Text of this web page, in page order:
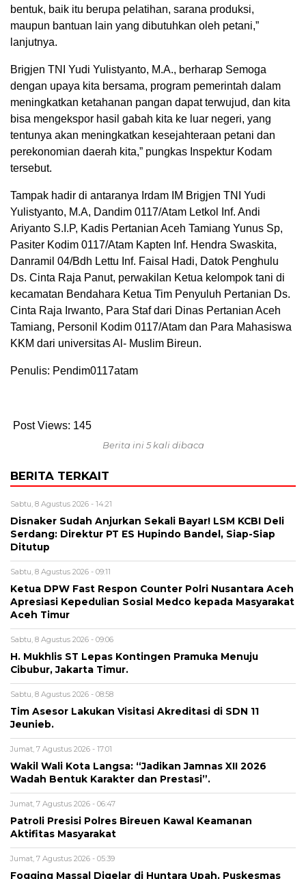
bentuk, baik itu berupa pelatihan, sarana produksi,
maupun bantuan lain yang dibutuhkan oleh petani,”
lanjutnya.
Brigjen TNI Yudi Yulistyanto, M.A., berharap Semoga
dengan upaya kita bersama, program pemerintah dalam
meningkatkan ketahanan pangan dapat terwujud, dan kita
bisa mengekspor hasil gabah kita ke luar negeri, yang
tentunya akan meningkatkan kesejahteraan petani dan
perekonomian daerah kita,” pungkas Inspektur Kodam
tersebut.
Tampak hadir di antaranya Irdam IM Brigjen TNI Yudi
Yulistyanto, M.A, Dandim 0117/Atam Letkol Inf. Andi
Ariyanto S.I.P, Kadis Pertanian Aceh Tamiang Yunus Sp,
Pasiter Kodim 0117/Atam Kapten Inf. Hendra Swaskita,
Danramil 04/Bdh Lettu Inf. Faisal Hadi, Datok Penghulu
Ds. Cinta Raja Panut, perwakilan Ketua kelompok tani di
kecamatan Bendahara Ketua Tim Penyuluh Pertanian Ds.
Cinta Raja Irwanto, Para Staf dari Dinas Pertanian Aceh
Tamiang, Personil Kodim 0117/Atam dan Para Mahasiswa
KKM dari universitas Al- Muslim Bireun.
Penulis: Pendim0117atam
Post Views: 145
Berita ini 5 kali dibaca
BERITA TERKAIT
Sabtu, 8 Agustus 2026 - 14:21
Disnaker Sudah Anjurkan Sekali Bayar! LSM KCBI Deli
Serdang: Direktur PT ES Hupindo Bandel, Siap-Siap
Ditutup
Sabtu, 8 Agustus 2026 - 09:11
Ketua DPW Fast Respon Counter Polri Nusantara Aceh
Apresiasi Kepedulian Sosial Medco kepada Masyarakat
Aceh Timur
Sabtu, 8 Agustus 2026 - 09:06
H. Mukhlis ST Lepas Kontingen Pramuka Menuju
Cibubur, Jakarta Timur.
Sabtu, 8 Agustus 2026 - 08:58
Tim Asesor Lakukan Visitasi Akreditasi di SDN 11
Jeunieb.
Jumat, 7 Agustus 2026 - 17:01
Wakil Wali Kota Langsa: “Jadikan Jamnas XII 2026
Wadah Bentuk Karakter dan Prestasi”.
Jumat, 7 Agustus 2026 - 06:47
Patroli Presisi Polres Bireuen Kawal Keamanan
Aktifitas Masyarakat
Jumat, 7 Agustus 2026 - 05:39
Fogging Massal Digelar di Huntara Upah, Puskesmas